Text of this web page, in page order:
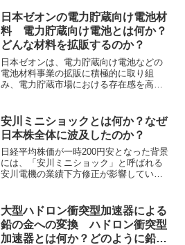
日本ゼオンの電力貯蔵向け電池材
料 電力貯蔵向け電池とは何か？
どんな材料を拡販するのか？
日本ゼオンは、電力貯蔵向け電池などの
電池材料事業の拡販に積極的に取り組
み、電力貯蔵市場における存在感を高
拡販するのかを知ることができます。
安川ミニショックとは何か？なぜ
日本株全体に波及したのか？
日経平均株価が一時200円安となった背景
には、「安川ミニショック」と呼ばれる
安川電機の業績下方修正が影響していま
る事ができます。
大型ハドロン衝突型加速器による
鉛の金への変換 ハドロン衝突型
加速器とは何か？どのように鉛が